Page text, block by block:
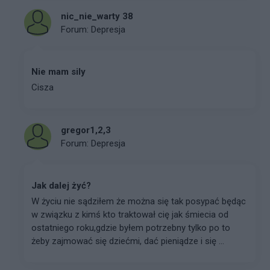
nic_nie_warty 38
Forum: Depresja
Nie mam sily
Cisza
gregor1,2,3
Forum: Depresja
Jak dalej żyć?
W życiu nie sądziłem że można się tak posypać będąc
w związku z kimś kto traktował cię jak śmiecia od
ostatniego roku,gdzie byłem potrzebny tylko po to
żeby zajmować się dziećmi, dać pieniądze i się ...